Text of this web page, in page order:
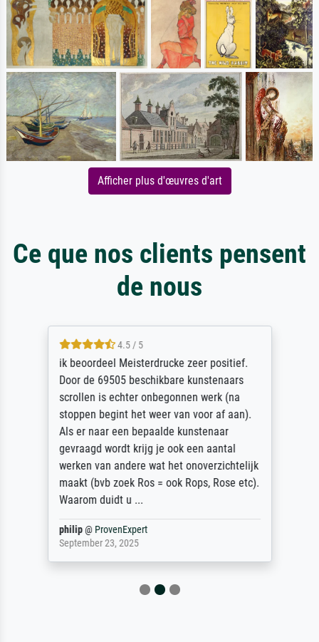
Afficher plus d'œuvres d'art
Ce que nos clients pensent
de nous
4.5 / 5
ik beoordeel Meisterdrucke zeer positief.
Door de 69505 beschikbare kunstenaars
scrollen is echter onbegonnen werk (na
stoppen begint het weer van voor af aan).
Als er naar een bepaalde kunstenaar
gevraagd wordt krijg je ook een aantal
werken van andere wat het onoverzichtelijk
maakt (bvb zoek Ros = ook Rops, Rose etc).
Waarom duidt u ...
philip@ ProvenExpert
September 23, 2025